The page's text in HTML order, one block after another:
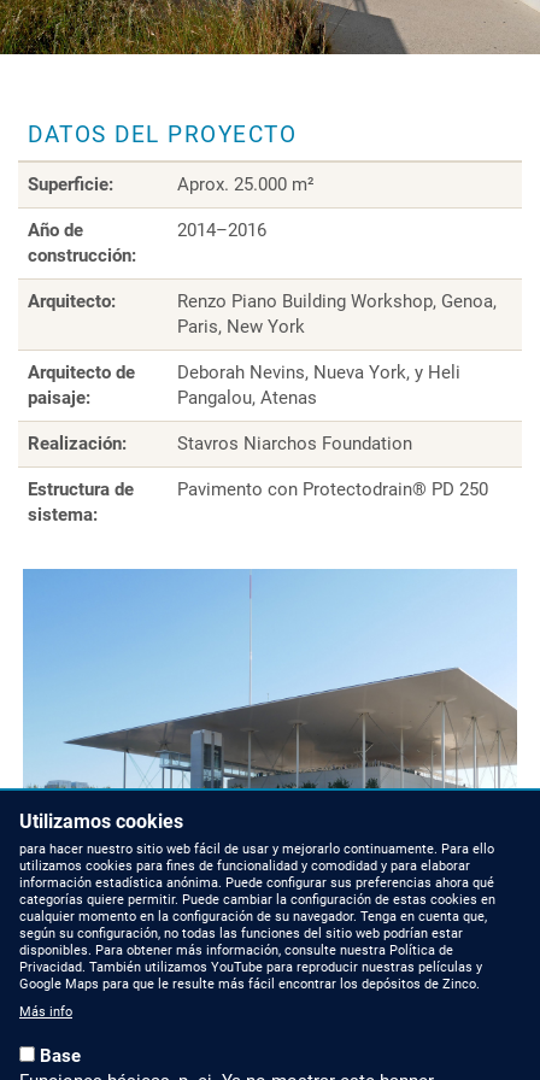
DATOS DEL PROYECTO
Superficie: Aprox. 25.000 m²
Año de
construcción:
2014–2016
Arquitecto:
Renzo Piano Building Workshop, Genoa,
Paris, New York
Arquitecto de
paisaje:
Deborah Nevins, Nueva York, y Heli
Pangalou, Atenas
Realización: Stavros Niarchos Foundation
Estructura de
sistema:
Pavimento con Protectodrain® PD 250
Utilizamos cookies
para hacer nuestro sitio web fácil de usar y mejorarlo continuamente. Para ello
utilizamos cookies para fines de funcionalidad y comodidad y para elaborar
información estadística anónima. Puede configurar sus preferencias ahora qué
categorías quiere permitir. Puede cambiar la configuración de estas cookies en
cualquier momento en la configuración de su navegador. Tenga en cuenta que,
según su configuración, no todas las funciones del sitio web podrían estar
disponibles. Para obtener más información, consulte nuestra Política de
Privacidad. También utilizamos YouTube para reproducir nuestras películas y
Google Maps para que le resulte más fácil encontrar los depósitos de Zinco.
Más info
Base